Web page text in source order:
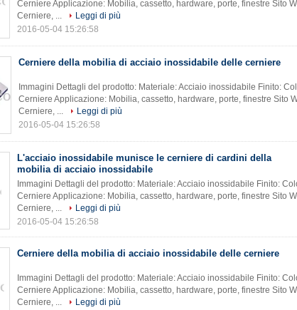
Cerniere Applicazione: Mobilia, cassetto, hardware, porte, finestre Sito
Cerniere, ...
Leggi di più
2016-05-04 15:26:58
Cerniere della mobilia di acciaio inossidabile delle cerniere
Immagini Dettagli del prodotto: Materiale: Acciaio inossidabile Finito:
Cerniere Applicazione: Mobilia, cassetto, hardware, porte, finestre Sito
Cerniere, ...
Leggi di più
2016-05-04 15:26:58
L'acciaio inossidabile munisce le cerniere di cardini della
mobilia di acciaio inossidabile
Immagini Dettagli del prodotto: Materiale: Acciaio inossidabile Finito:
Cerniere Applicazione: Mobilia, cassetto, hardware, porte, finestre Sito
Cerniere, ...
Leggi di più
2016-05-04 15:26:58
Cerniere della mobilia di acciaio inossidabile delle cerniere
Immagini Dettagli del prodotto: Materiale: Acciaio inossidabile Finito:
Cerniere Applicazione: Mobilia, cassetto, hardware, porte, finestre Sito
Cerniere, ...
Leggi di più